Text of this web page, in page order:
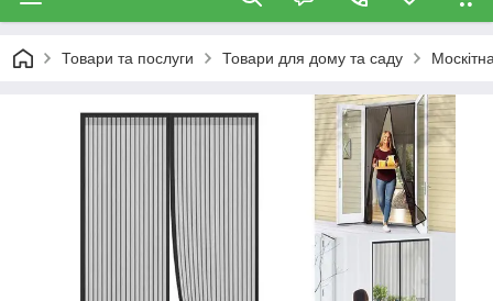
Товари та послуги Товари для дому та саду